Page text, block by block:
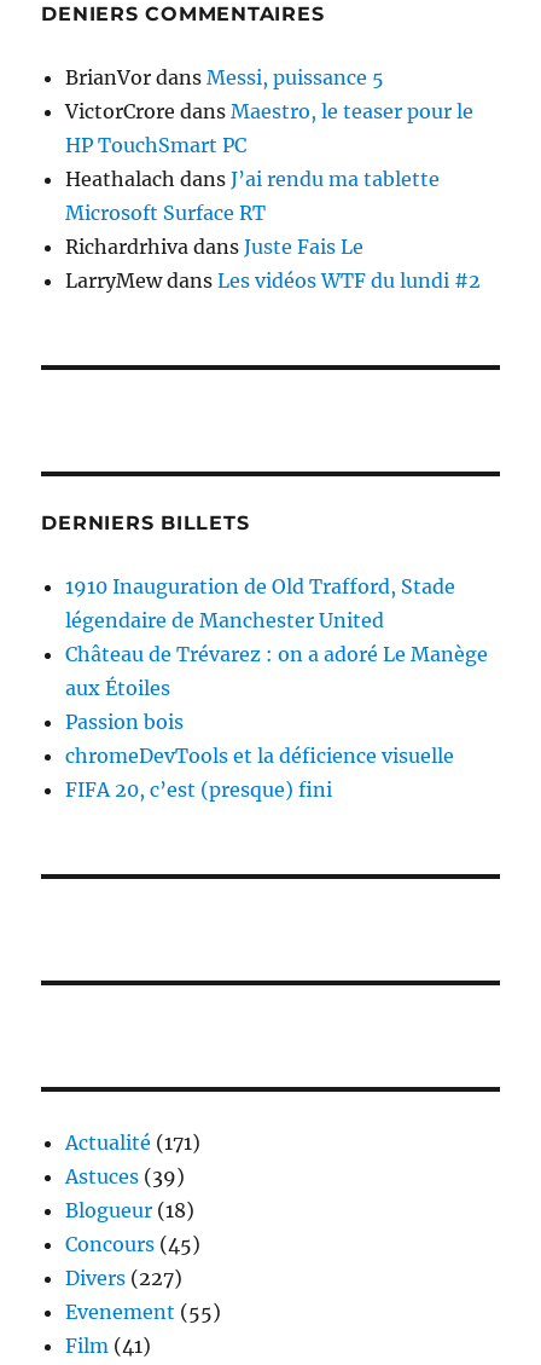
DENIERS COMMENTAIRES
BrianVor dansMessi, puissance 5
VictorCrore dansMaestro, le teaser pour le
HP TouchSmart PC
Heathalach dansJ’ai rendu ma tablette
Microsoft Surface RT
Richardrhiva dansJuste Fais Le
LarryMewdansLes vidéos WTF du lundi #2
DERNIERS BILLETS
1910 Inauguration de Old Trafford, Stade
légendaire de Manchester United
Château de Trévarez : on a adoré Le Manège
aux Étoiles
Passion bois
chromeDevTools et la déficience visuelle
FIFA 20, c’est (presque) fini
Actualité (171)
Astuces (39)
Blogueur (18)
Concours (45)
Divers (227)
Evenement (55)
Film (41)